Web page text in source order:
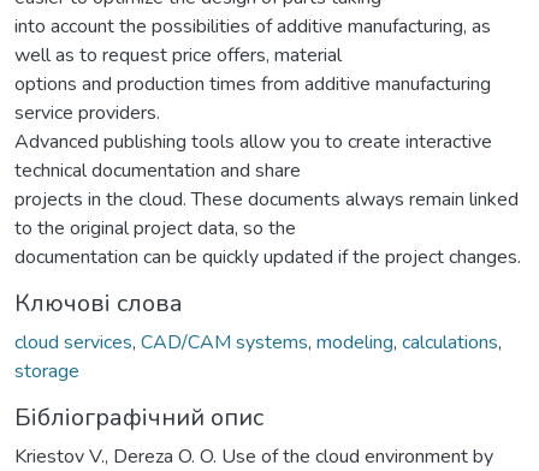
into account the possibilities of additive manufacturing, as
well as to request price offers, material
options and production times from additive manufacturing
service providers.
Advanced publishing tools allow you to create interactive
technical documentation and share
projects in the cloud. These documents always remain linked
to the original project data, so the
documentation can be quickly updated if the project changes.
Ключові слова
cloud services, CAD/CAM systems, modeling, calculations,
storage
Бібліографічний опис
Kriestov V., Dereza O. O. Use of the cloud environment by